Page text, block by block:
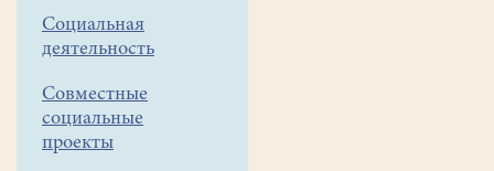
Социальная
деятельность
Совместные
социальные
проекты